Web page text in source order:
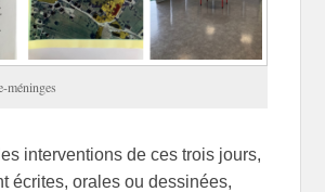
méninges
interventions de ces trois jours,
écrites, orales ou dessinées,